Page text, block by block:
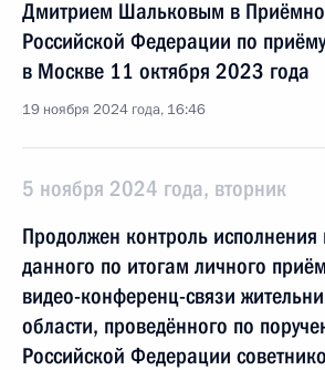
Дмитрием Шальковым в
Российской Федерации по
в Москве 11 октября 2023 года
19 ноября 2024 года, 16:46
5 ноября 2024 года, вторник
Продолжен контроль исполнения
данного по итогам личного
видео-конференц-связи
области, проведённого по
Российской Федерации